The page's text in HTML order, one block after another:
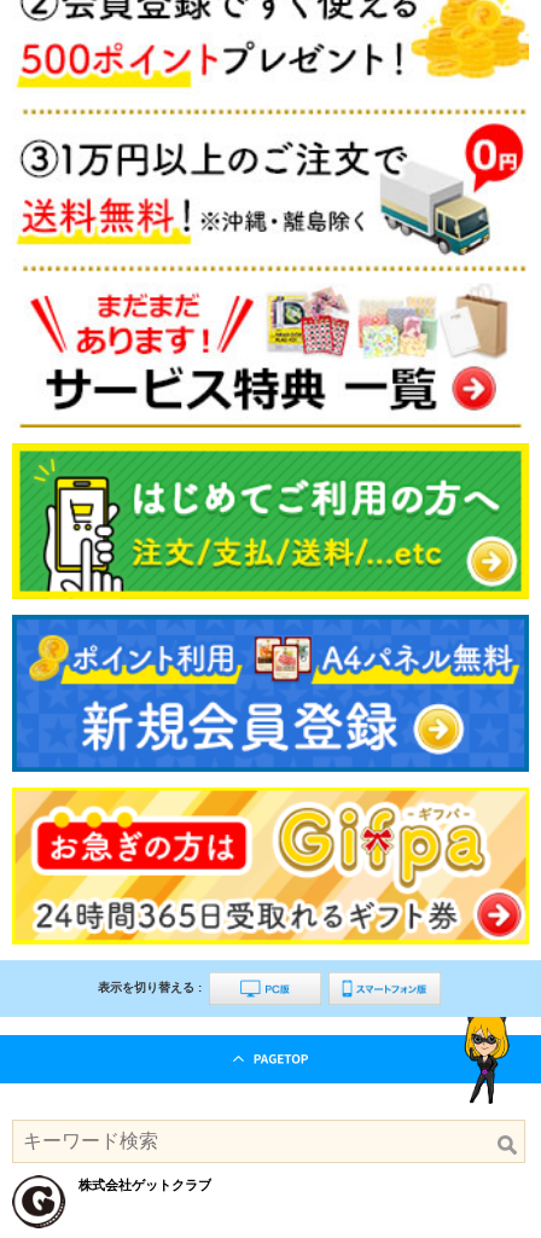
表示を切り替える :
株式会社ゲットクラブ